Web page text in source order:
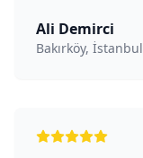
Ali Demirci
Bakırköy, İstanbul